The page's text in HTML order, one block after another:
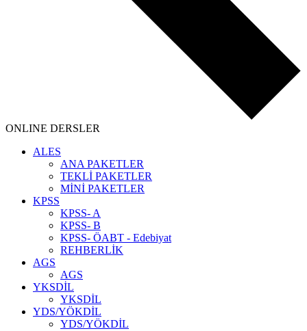
ONLINE DERSLER
ALES
ANA PAKETLER
TEKLİ PAKETLER
MİNİ PAKETLER
KPSS
KPSS- A
KPSS- B
KPSS- ÖABT - Edebiyat
REHBERLİK
AGS
AGS
YKSDİL
YKSDİL
YDS/YÖKDİL
YDS/YÖKDİL